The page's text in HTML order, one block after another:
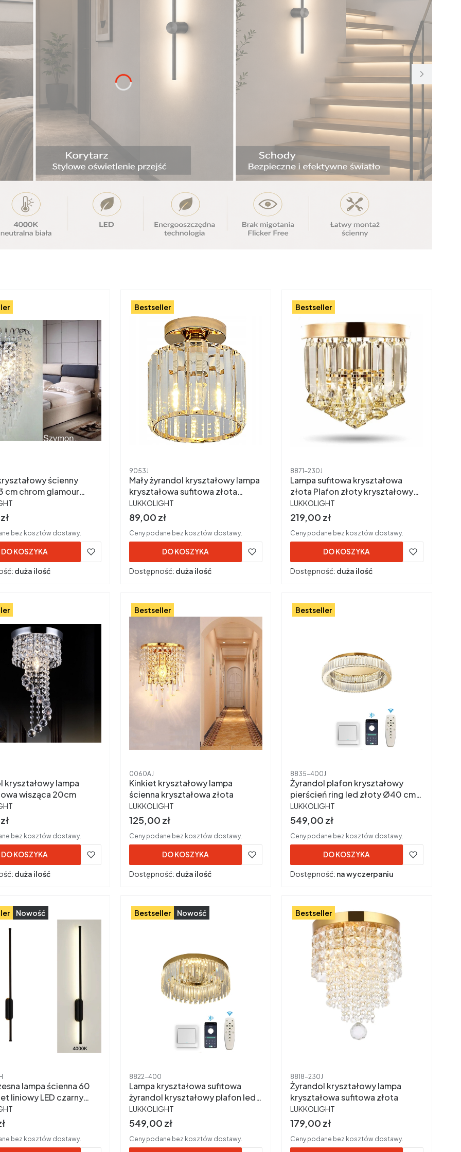
ścienny
cm chrom glamour
0062L
bez kosztów dostawy.
DO KOSZYKA
duża ilość
Bestseller
Kod produktu
9053J
Mały żyrandol kryształowy lampa
kryształowa sufitowa złota
9053J
PRODUCENT
LUKKOLIGHT
Cena brutto
89,00 zł
Ceny podane bez kosztów dostawy.
DO KOSZYKA
Dostępność: duża ilość
Bestseller
Kod produktu
8871-230J
Lampa sufitowa kryształowa
złota Plafon złoty kryształowy
21x23cm
PRODUCENT
LUKKOLIGHT
Cena brutto
219,00 zł
Ceny podane bez kosztów dostawy.
DO KOSZYKA
Dostępność: duża ilość
kryształowy lampa
wisząca 20cm
bez kosztów dostawy.
DO KOSZYKA
duża ilość
Bestseller
Kod produktu
0060AJ
Kinkiet kryształowy lampa
ścienna kryształowa złota
PRODUCENT
LUKKOLIGHT
Cena brutto
125,00 zł
Ceny podane bez kosztów dostawy.
DO KOSZYKA
Dostępność: duża ilość
Bestseller
Kod produktu
8835-400J
Żyrandol plafon kryształowy
pierścień ring led złoty Ø40 cm
nowoczesny
PRODUCENT
LUKKOLIGHT
Cena brutto
549,00 zł
Ceny podane bez kosztów dostawy.
DO KOSZYKA
Dostępność: na wyczerpaniu
Nowość
lampa ścienna 60
liniowy LED czarny
bez kosztów dostawy.
Bestseller Nowość
Kod produktu
8822-400
Lampa kryształowa sufitowa
żyrandol kryształowy plafon led
pilot 40 cm jasnozłoty 8822-
400
PRODUCENT
LUKKOLIGHT
Cena brutto
549,00 zł
Ceny podane bez kosztów dostawy.
Bestseller
Kod produktu
8818-230J
Żyrandol kryształowy lampa
kryształowa sufitowa złota
PRODUCENT
LUKKOLIGHT
Cena brutto
179,00 zł
Ceny podane bez kosztów dostawy.